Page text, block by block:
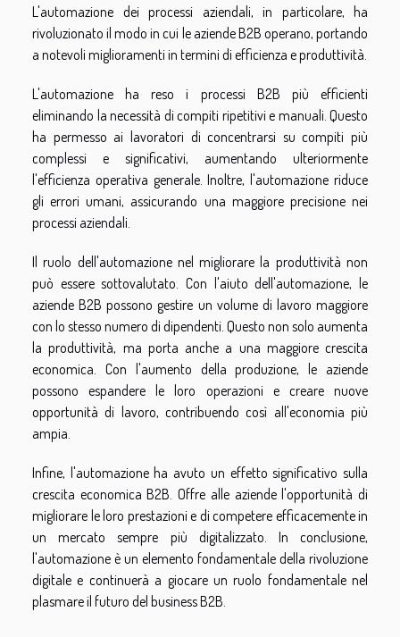
L'automazione dei processi aziendali, in particolare, ha
rivoluzionato il modo in cui le aziende B2B operano, portando
a notevoli miglioramenti in termini di efficienza e produttività.
L'automazione ha reso i processi B2B più efficienti
eliminando la necessità di compiti ripetitivi e manuali. Questo
ha permesso ai lavoratori di concentrarsi su compiti più
complessi e significativi, aumentando ulteriormente
l'efficienza operativa generale. Inoltre, l'automazione riduce
gli errori umani, assicurando una maggiore precisione nei
processi aziendali.
Il ruolo dell'automazione nel migliorare la produttività non
può essere sottovalutato. Con l'aiuto dell'automazione, le
aziende B2B possono gestire un volume di lavoro maggiore
con lo stesso numero di dipendenti. Questo non solo aumenta
la produttività, ma porta anche a una maggiore crescita
economica. Con l'aumento della produzione, le aziende
possono espandere le loro operazioni e creare nuove
opportunità di lavoro, contribuendo così all'economia più
ampia.
Infine, l'automazione ha avuto un effetto significativo sulla
crescita economica B2B. Offre alle aziende l'opportunità di
migliorare le loro prestazioni e di competere efficacemente in
un mercato sempre più digitalizzato. In conclusione,
l'automazione è un elemento fondamentale della rivoluzione
digitale e continuerà a giocare un ruolo fondamentale nel
plasmare il futuro del business B2B.